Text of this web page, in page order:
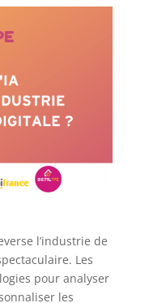
l’industrie de
Les
pour analyser
les